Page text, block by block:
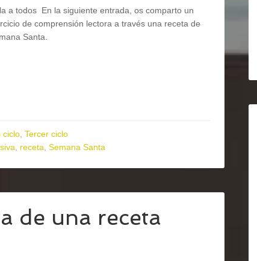
a todos En la siguiente entrada, os comparto un
de comprensión lectora a través una receta de
Santa.
ciclo Tercer ciclo
receta Semana Santa
de una receta